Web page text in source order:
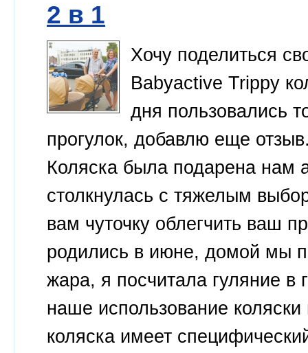
2 в 1
Хочу поделиться
Babyactive Trippy
дня пользовались
прогулок, добавлю еще
Коляска была подарена нам
столкнулась с тяжелым
вам чуточку облегчить ваш
родились в июне, домой мы
жара, я посчитала гуляние
наше использование
коляска имеет